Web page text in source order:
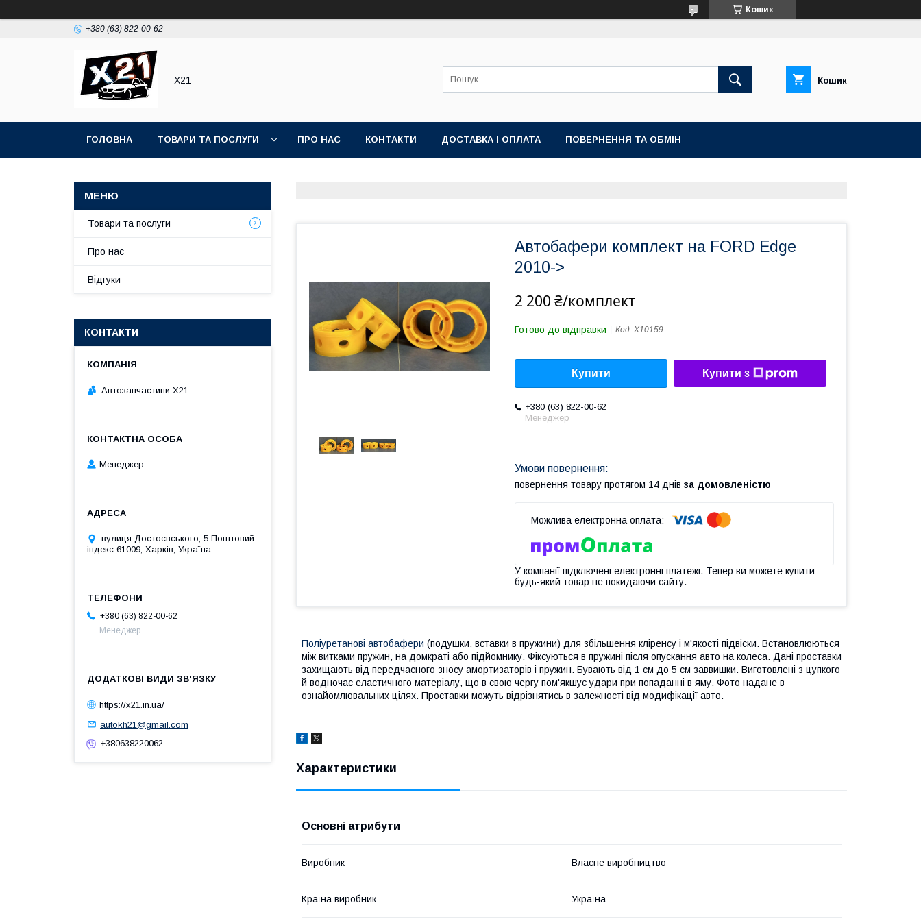
Кошик
+380 (63) 822-00-62
Х21 Кошик
ГОЛОВНА ТОВАРИ ТА ПОСЛУГИ ПРО НАС КОНТАКТИ ДОСТАВКА І ОПЛАТА ПОВЕРНЕННЯ ТА ОБМІН
Автобафери комплект на FORD Edge
2010->
2 200 ₴/комплект
Готово до відправки Код: X10159
Купити Купити з
+380 (63) 822-00-62
Менеджер
повернення товару протягом 14 днів за домовленістю
У компанії підключені електронні платежі. Тепер ви можете купити
будь-який товар не покидаючи сайту.
Поліуретанові автобафери (подушки, вставки в пружини) для збільшення кліренсу і м'якості підвіски. Встановлюються
між витками пружин, на домкраті або підйомнику. Фіксуються в пружині після опускання авто на колеса. Дані проставки
захищають від передчасного зносу амортизаторів і пружин. Бувають від 1 см до 5 см заввишки. Виготовлені з цупкого
й водночас еластичного матеріалу, що в свою чергу пом'якшує удари при попаданні в яму. Фото надане в
ознайомлювальних цілях. Проставки можуть відрізнятись в залежності від модифікації авто.
Характеристики
Основні атрибути
Виробник Власне виробництво
Країна виробник Україна
Товари та послуги
Про нас
Відгуки
КОНТАКТИ
Автозапчастини X21
Менеджер
вулиця Достоєвського, 5 Поштовий
індекс 61009, Харків, Україна
+380 (63) 822-00-62
Менеджер
https://x21.in.ua/
autokh21@gmail.com
+380638220062